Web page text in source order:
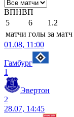
ВПНВП
5
6 1.2
матчи голы за матч
01.08, 11:00
Гамбург
1
Эвертон
2
28.07, 14:45